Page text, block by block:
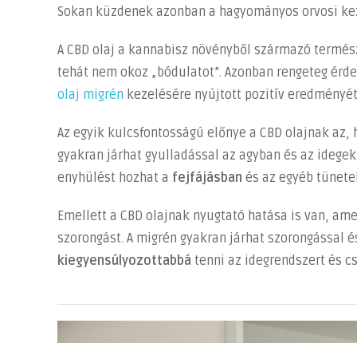
migrénes
bejegyzéshez
Sokan küzdenek azonban a hagyományos orvosi
A CBD olaj a kannabisz növényből származó
tehát nem okoz „bódulatot”. Azonban rengeteg
olaj migrén kezelésére nyújtott pozitív
Az egyik kulcsfontosságú előnye a CBD olajnak az,
gyakran járhat gyulladással az agyban és az
enyhülést hozhat a fejfájásban és az egyéb
Emellett a CBD olajnak nyugtató hatása is van,
szorongást. A migrén gyakran járhat szorongással
kiegyensúlyozottabbá tenni az idegrendszert és